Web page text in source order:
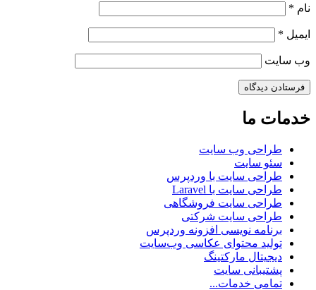
نام *
ایمیل *
وب‌ سایت
خدمات ما
طراحی وب سایت
سئو سایت
طراحی سایت با وردپرس
طراحی سایت با Laravel
طراحی سایت فروشگاهی
طراحی سایت شرکتی
برنامه نویسی افزونه وردپرس
تولید محتوای عکاسی وب‌سایت
دیجیتال مارکتینگ
پشتیبانی سایت
تمامی خدمات...